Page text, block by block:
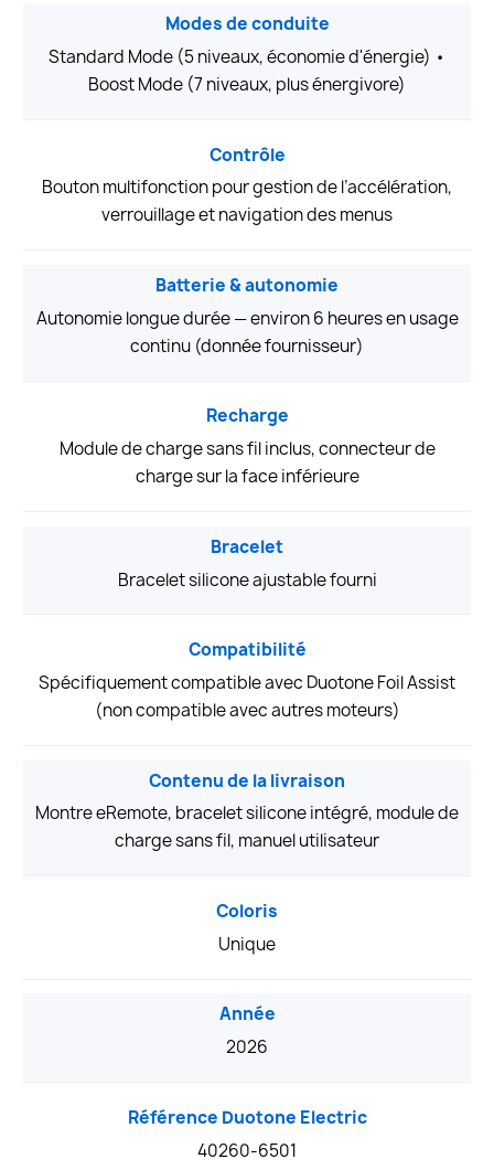
Modes de conduite
Standard Mode (5 niveaux, économie d'énergie) •
Boost Mode (7 niveaux, plus énergivore)
Contrôle
Bouton multifonction pour gestion de l’accélération,
verrouillage et navigation des menus
Batterie & autonomie
Autonomie longue durée — environ 6 heures en usage
continu (donnée fournisseur)
Recharge
Module de charge sans fil inclus, connecteur de
charge sur la face inférieure
Bracelet
Bracelet silicone ajustable fourni
Compatibilité
Spécifiquement compatible avec Duotone Foil Assist
(non compatible avec autres moteurs)
Contenu de la livraison
Montre eRemote, bracelet silicone intégré, module de
charge sans fil, manuel utilisateur
Coloris
Unique
Année
2026
Référence Duotone Electric
40260-6501